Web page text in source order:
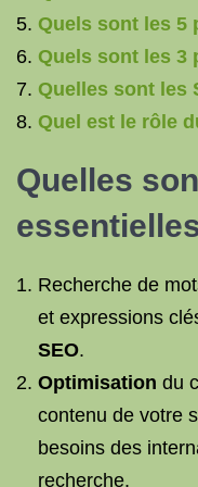
Quels sont les 5
Quels sont les 3
Quelles sont les
Quel est le rôle
Quelles
Recherche de
et expressions
SEO.
Optimisation du
contenu de votre
besoins des
recherche.